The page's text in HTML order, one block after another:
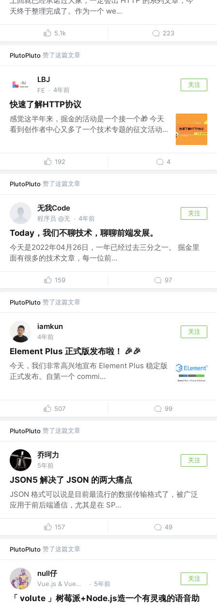
天终于整理完成了。作为一个 we...
5.1k 223
PlutoPluto 赞了这篇文章
LBJ
FE · 4年前
关注
快速了解HTTP协议
感觉这半年来，掘金的活动是一个接一个🎁 今天
看到创作者中心又多了一个技术专题的征文活动...
192 4
PlutoPluto 赞了这篇文章
无我Code
程序员 @无 · 4年前
关注
Today，我们不聊技术，聊聊前端发展。
今天是2022年04月26日，一年已经过去三分之一。 掘金里
面有很多的技术文章，每一位前...
159 97
PlutoPluto 赞了这篇文章
iamkun
4年前
关注
Element Plus 正式版发布啦！ 🎉🎉
今天，我们非常高兴地宣布 Element Plus 稳定版
正式发布。自第一个 commi...
507 99
PlutoPluto 赞了这篇文章
乔珂力
5年前
关注
JSON5 解决了 JSON 的两大痛点
JSON 格式可以说是目前最流行的数据传输格式了，被广泛
应用于前后端通信，尤其是在 SP...
157 49
PlutoPluto 赞了这篇文章
null仔
Vue.js & VueUse团队成员、开源爱好者 · 5年前
关注
「 volute 」树莓派+Node.js造一个有灵魂的语音助